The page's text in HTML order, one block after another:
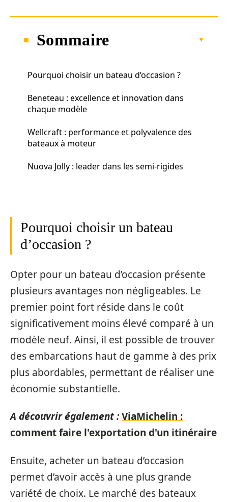
Sommaire
Pourquoi choisir un bateau d’occasion ?
Beneteau : excellence et innovation dans
chaque modèle
Wellcraft : performance et polyvalence des
bateaux à moteur
Nuova Jolly : leader dans les semi-rigides
Pourquoi choisir un bateau
d’occasion ?
Opter pour un bateau d’occasion présente
plusieurs avantages non négligeables. Le
premier point fort réside dans le coût
significativement moins élevé comparé à un
modèle neuf. Ainsi, il est possible de trouver
des embarcations haut de gamme à des prix
plus abordables, permettant de réaliser une
économie substantielle.
A découvrir également :ViaMichelin :
comment faire l'exportation d'un itinéraire
Ensuite, acheter un bateau d’occasion
permet d’avoir accès à une plus grande
variété de choix. Le marché des bateaux